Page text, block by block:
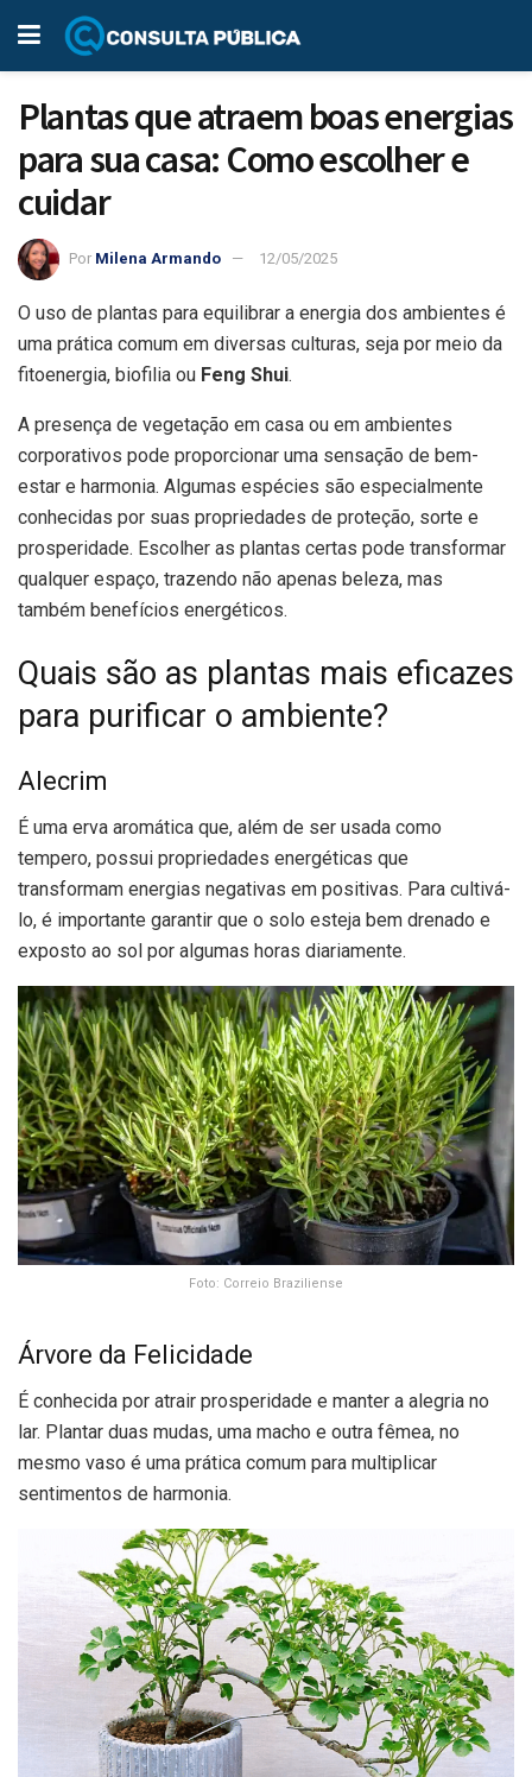
Plantas que atraem boas energias
para sua casa: Como escolher e
cuidar
Por Milena Armando 12/05/2025
O uso de plantas para equilibrar a energia dos ambientes é
uma prática comum em diversas culturas, seja por meio da
fitoenergia, biofilia ou Feng Shui.
A presença de vegetação em casa ou em ambientes
corporativos pode proporcionar uma sensação de bem-
estar e harmonia. Algumas espécies são especialmente
conhecidas por suas propriedades de proteção, sorte e
prosperidade. Escolher as plantas certas pode transformar
qualquer espaço, trazendo não apenas beleza, mas
também benefícios energéticos.
Quais são as plantas mais eficazes
para purificar o ambiente?
Alecrim
É uma erva aromática que, além de ser usada como
tempero, possui propriedades energéticas que
transformam energias negativas em positivas. Para cultivá-
lo, é importante garantir que o solo esteja bem drenado e
exposto ao sol por algumas horas diariamente.
Foto: Correio Braziliense
Árvore da Felicidade
É conhecida por atrair prosperidade e manter a alegria no
lar. Plantar duas mudas, uma macho e outra fêmea, no
mesmo vaso é uma prática comum para multiplicar
sentimentos de harmonia.